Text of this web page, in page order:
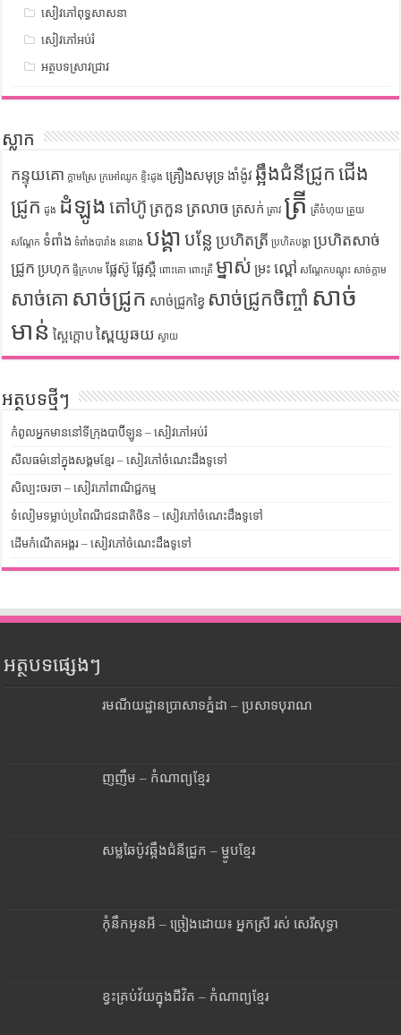
សៀវភៅពុទ្ធសាសនា
សៀវភៅអប់រំ
អត្ថបទស្រាវជ្រាវ
ស្លាក
កន្ទុយគោ ក្តាមស្រែ ក្រអៅឈូក ខ្ទិះដូង គ្រឿងសមុទ្រ ងាំង៉ូវ ឆ្អឹងជំនីជ្រូក ជើង
ជ្រូក ដូង ដំឡូង តៅហ៊ូ ត្រកួន ត្រលាច ត្រសក់ ត្រាវ ត្រី ត្រីចំហុយ ត្រួយ
សណ្តែក ទំពាំង ទំពាំងបារាំង ននោង បង្គា បន្លែ ប្រហិតត្រី ប្រហិតបង្គា ប្រហិតសាច់
ជ្រូក ប្រហុក ផ្ទីក្រហម ផ្លែស៊ូ ផ្លែស្ពឺ ពោះគោ ពោះត្រី ម្នាស់ ម្រះ ល្ពៅ សណ្តែកបណ្តុះ សាច់ក្តាម
សាច់គោ សាច់ជ្រូក សាច់ជ្រូកខ្វៃ សាច់ជ្រូកចិញ្ចាំ សាច់
មាន់ ស្ពៃក្តោប ស្ពៃយូឆយ ស្វាយ
អត្ថបទថ្មីៗ
កំពូលអ្នកមាននៅទីក្រុងបាប៊ីឡូន – សៀវភៅអប់រំ
សីលធម៌នៅក្នុងសង្គមខ្មែរ – សៀវភៅចំណេះដឹងទូទៅ
សិល្បះចរចា – សៀវភៅពាណិជ្ជកម្ម
ទំលៀមទម្លាប់ប្រពៃណីជនជាតិចិន – សៀវភៅចំណេះដឹងទូទៅ
ដើមកំណើតអង្គរ – សៀវភៅចំណេះដឹងទូទៅ
អត្ថបទផ្សេងៗ
រមណីយដ្ឋានប្រាសាទភ្នំដា – ប្រសាទបុរាណ
ញញឹម – កំណាព្យខ្មែរ
សម្លឆៃប៉ូវឆ្អឹងជំនីជ្រូក – ម្ហូបខ្មែរ
កុំនឹកអូនអី – ច្រៀងដោយ៖ អ្នកស្រី រស់ សេរីសុទ្ធា
ខ្វះគ្រប់វ័យក្នុងជីវិត – កំណាព្យខ្មែរ